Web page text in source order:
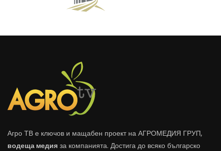
Агро ТВ е ключов и мащабен проект на АГРОМЕДИЯ ГРУП,
водеща медия за компанията. Достига до всяко българско